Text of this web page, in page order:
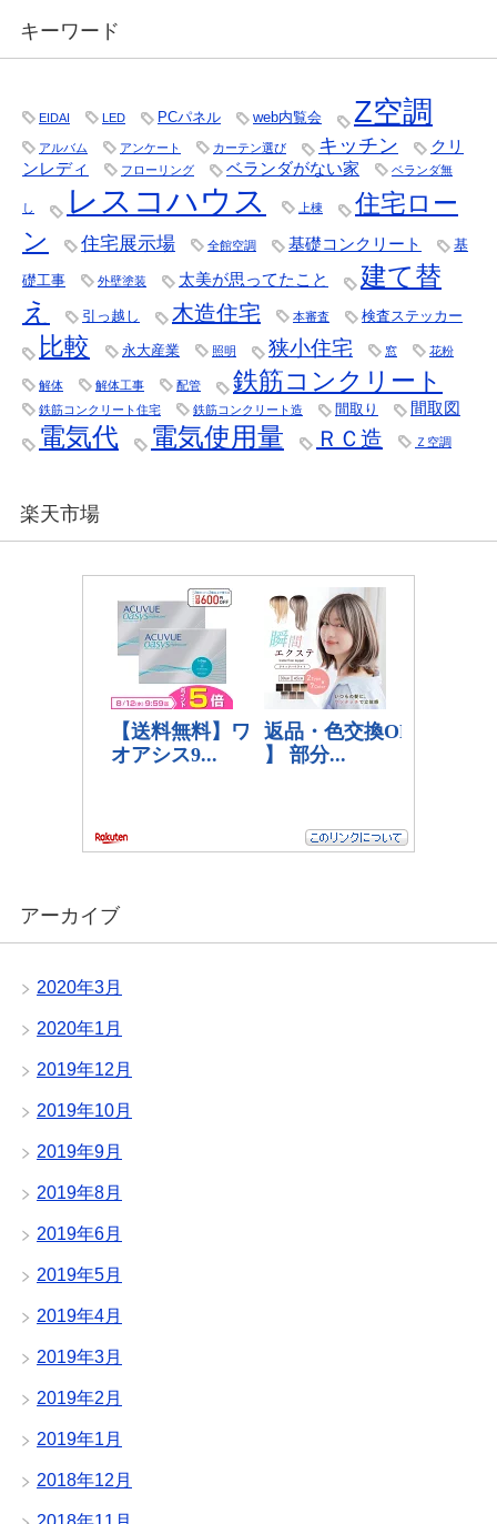
キーワード
EIDAI LED PCパネル web内覧会 Z空調
アルバム アンケート カーテン選び キッチン
クリ
ンレディ
フローリング ベランダがない家 ベランダ無
し レスコハウス 上棟
住宅ロー
ン
住宅展示場 全館空調 基礎コンクリート 基
礎工事 外壁塗装 太美が思ってたこと
建て替
え
引っ越し 木造住宅 本審査 検査ステッカー
比較 永大産業 照明 狭小住宅 窓 花粉
解体 解体工事 配管 鉄筋コンクリート
鉄筋コンクリート住宅 鉄筋コンクリート造 間取り 間取図
電気代 電気使用量 ＲＣ造 Ｚ空調
楽天市場
アーカイブ
2020年3月
2020年1月
2019年12月
2019年10月
2019年9月
2019年8月
2019年6月
2019年5月
2019年4月
2019年3月
2019年2月
2019年1月
2018年12月